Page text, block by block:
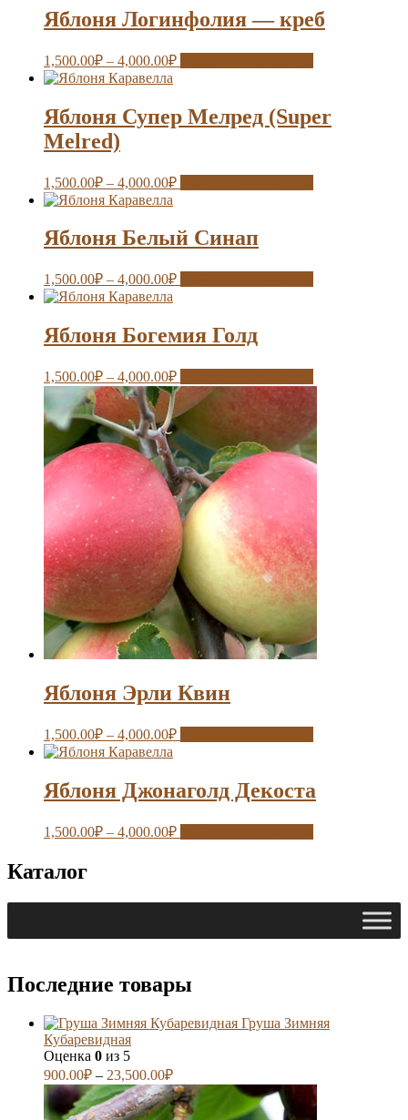
Яблоня Логинфолия — креб
1,500.00₽ – 4,000.00₽
Яблоня Супер Мелред (Super
Melred)
1,500.00₽ – 4,000.00₽
Яблоня Белый Синап
1,500.00₽ – 4,000.00₽
Яблоня Богемия Голд
1,500.00₽ – 4,000.00₽
Яблоня Эрли Квин
1,500.00₽ – 4,000.00₽
Яблоня Джонаголд Декоста
1,500.00₽ – 4,000.00₽
Каталог
Последние товары
Груша Зимняя
Кубаревидная
Оценка 0 из 5
900.00₽ – 23,500.00₽